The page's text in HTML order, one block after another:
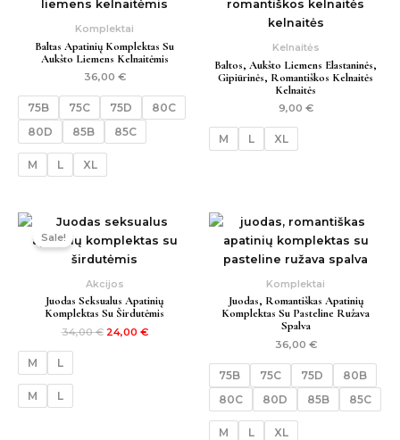
Komplektai
Baltas Apatinių Komplektas Su
Aukšto Liemens Kelnaitėmis
36,00 €
75B 75C 75D
80C
80D
85B 85C
M L XL
Kelnaitės
Baltos, Aukšto Liemens Elastaninės,
Gipiūrinės, Romantiškos Kelnaitės
Kelnaitės
9,00 €
M L XL
Sale!
Akcijos
Juodas Seksualus Apatinių
Komplektas Su Širdutėmis
34,00€
Original
price
was:
34,00 €.
24,00 €
Current
price
is:
M L
M L
Komplektai
Juodas, Romantiškas Apatinių
Komplektas Su Pasteline Ružava
Spalva
36,00 €
75B 75C 75D
80B
80C
80D 85B 85C
M L XL